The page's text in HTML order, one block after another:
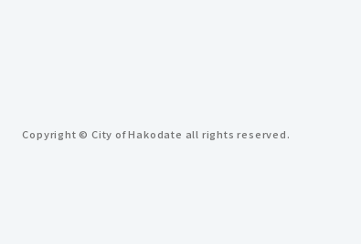
Copyright © City of Hakodate all rights reserved.